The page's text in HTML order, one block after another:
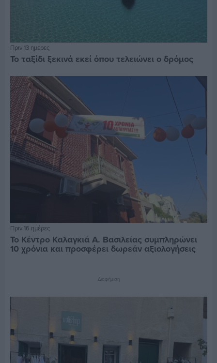
Πριν 13 ημέρες
Το ταξίδι ξεκινά εκεί όπου τελειώνει ο δρόμος
Πριν 16 ημέρες
Το Κέντρο Καλαγκιά Α. Βασιλείας συμπληρώνει
10 χρόνια και προσφέρει δωρεάν αξιολογήσεις
Διαφήμιση